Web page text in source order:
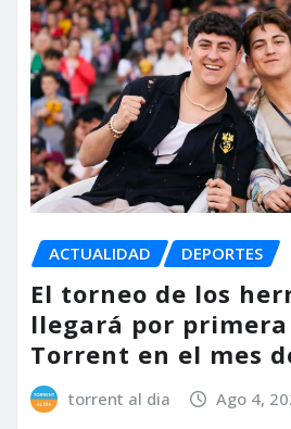
ACTUALIDAD DEPORTES
El torneo de los
llegará por primera
Torrent en el mes
torrent al dia Ago 4,